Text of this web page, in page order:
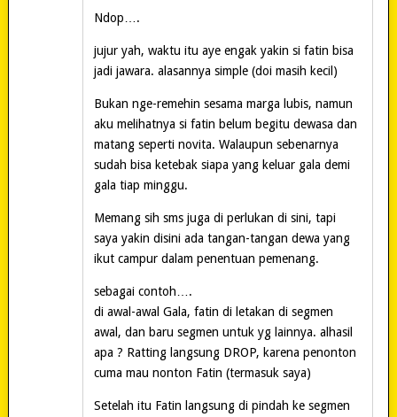
Ndop….
jujur yah, waktu itu aye engak yakin si fatin bisa
jadi jawara. alasannya simple (doi masih kecil)
Bukan nge-remehin sesama marga lubis, namun
aku melihatnya si fatin belum begitu dewasa dan
matang seperti novita. Walaupun sebenarnya
sudah bisa ketebak siapa yang keluar gala demi
gala tiap minggu.
Memang sih sms juga di perlukan di sini, tapi
saya yakin disini ada tangan-tangan dewa yang
ikut campur dalam penentuan pemenang.
sebagai contoh….
di awal-awal Gala, fatin di letakan di segmen
awal, dan baru segmen untuk yg lainnya. alhasil
apa ? Ratting langsung DROP, karena penonton
cuma mau nonton Fatin (termasuk saya)
Setelah itu Fatin langsung di pindah ke segmen